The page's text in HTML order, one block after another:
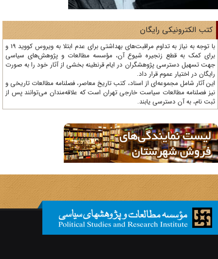
الکترونیکی رایگان
با توجه به نیاز به تداوم مراقبت‌های بهداشتی برای عدم ابتلا به ویروس کووید 19 و
کمک به قطع زنجیره شیوع آن، مؤسسه مطالعات و پژوهش‌های سیاسی
تسهیل دسترسی پژوهشگران در ایام قرنطینه بخشی از آثار خود را به صورت
در اختیار عموم قرار داد.
آثار شامل مجموعه‌ای از اسناد، کتب تاریخ معاصر، فصلنامه‌ مطالعات تاریخی و
فصلنامه مطالعات سیاست خارجی تهران است که علاقه‌مندان می‌توانند پس از
نام، به آن دسترسی یابند.